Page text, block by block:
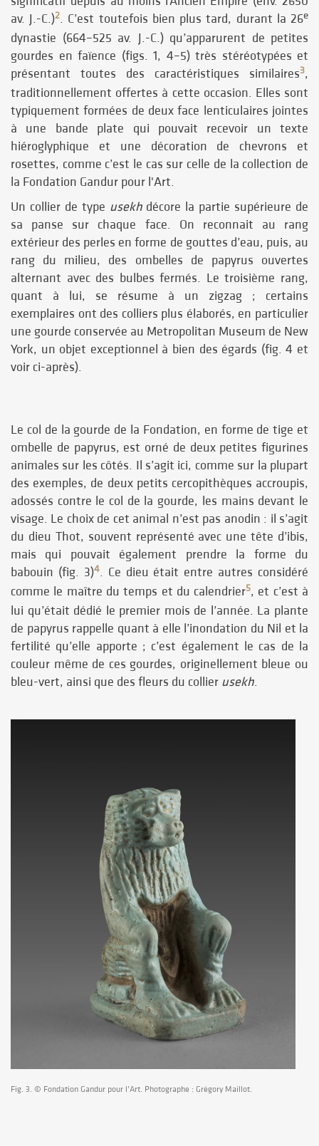
av. J.-C.)2. C’est toutefois bien plus tard, durant la 26e
dynastie (664–525 av. J.-C.) qu’apparurent de petites
gourdes en faïence (figs. 1, 4–5) très stéréotypées et
présentant toutes des caractéristiques similaires3,
traditionnellement offertes à cette occasion. Elles sont
typiquement formées de deux face lenticulaires jointes
à une bande plate qui pouvait recevoir un texte
hiéroglyphique et une décoration de chevrons et
rosettes, comme c’est le cas sur celle de la collection de
la Fondation Gandur pour l'Art.
Un collier de type usekhdécore la partie supérieure de
sa panse sur chaque face. On reconnait au rang
extérieur des perles en forme de gouttes d’eau, puis, au
rang du milieu, des ombelles de papyrus ouvertes
alternant avec des bulbes fermés. Le troisième rang,
quant à lui, se résume à un zigzag ; certains
exemplaires ont des colliers plus élaborés, en particulier
une gourde conservée au Metropolitan Museum de New
York, un objet exceptionnel à bien des égards (fig. 4 et
voir ci-après).
Le col de la gourde de la Fondation, en forme de tige et
ombelle de papyrus, est orné de deux petites figurines
animales sur les côtés. Il s’agit ici, comme sur la plupart
des exemples, de deux petits cercopithèques accroupis,
adossés contre le col de la gourde, les mains devant le
visage. Le choix de cet animal n’est pas anodin : il s’agit
du dieu Thot, souvent représenté avec une tête d’ibis,
mais qui pouvait également prendre la forme du
babouin (fig. 3)4. Ce dieu était entre autres considéré
comme le maître du temps et du calendrier5, et c’est à
lui qu’était dédié le premier mois de l’année. La plante
de papyrus rappelle quant à elle l’inondation du Nil et la
fertilité qu’elle apporte ; c’est également le cas de la
couleur même de ces gourdes, originellement bleue ou
bleu-vert, ainsi que des fleurs du collier usekh.
Fig. 3. © Fondation Gandur pour l’Art. Photographe : Grégory Maillot.